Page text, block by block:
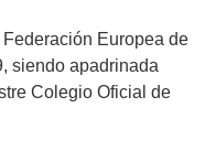
Europea de
siendo apadrinada
Colegio Oficial de